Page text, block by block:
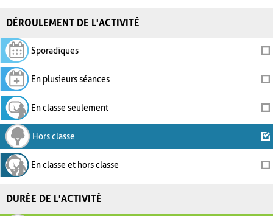
DÉROULEMENT DE L'ACTIVITÉ
Sporadiques
En plusieurs séances
En classe seulement
Hors classe
En classe et hors classe
DURÉE DE L'ACTIVITÉ